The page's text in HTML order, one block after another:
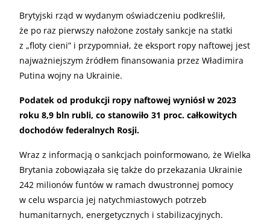
Brytyjski rząd w wydanym oświadczeniu podkreślił,
że po raz pierwszy nałożone zostały sankcje na statki
z „floty cieni” i przypomniał, że eksport ropy naftowej jest
najważniejszym źródłem finansowania przez Władimira
Putina wojny na Ukrainie.
Podatek od produkcji ropy naftowej wyniósł w 2023
roku 8,9 bln rubli, co stanowiło 31 proc. całkowitych
dochodów federalnych Rosji.
Wraz z informacją o sankcjach poinformowano, że Wielka
Brytania zobowiązała się także do przekazania Ukrainie
242 milionów funtów w ramach dwustronnej pomocy
w celu wsparcia jej natychmiastowych potrzeb
humanitarnych, energetycznych i stabilizacyjnych.